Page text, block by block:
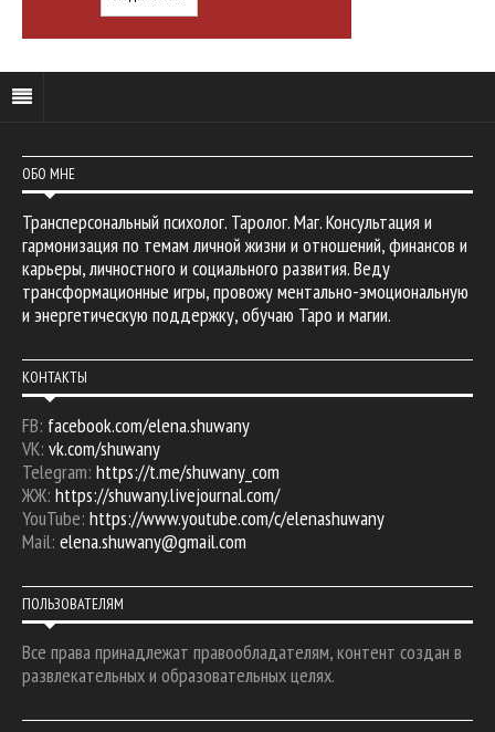
ОБО МНЕ
Трансперсональный психолог. Таролог. Маг. Консультация и
гармонизация по темам личной жизни и отношений, финансов и
карьеры, личностного и социального развития. Веду
трансформационные игры, провожу ментально-эмоциональную
и энергетическую поддержку, обучаю Таро и магии.
КОНТАКТЫ
FB: facebook.com/elena.shuwany
VK: vk.com/shuwany
Telegram: https://t.me/shuwany_com
ЖЖ: https://shuwany.livejournal.com/
YouTube: https://www.youtube.com/c/elenashuwany
Mail: elena.shuwany@gmail.com
ПОЛЬЗОВАТЕЛЯМ
Все права принадлежат правообладателям, контент создан в
развлекательных и образовательных целях.